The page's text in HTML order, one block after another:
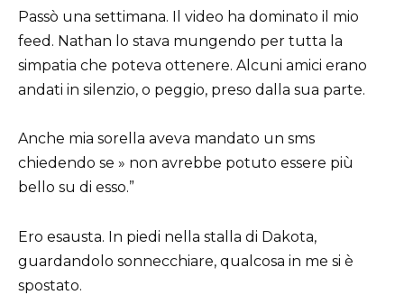
Passò una settimana. Il video ha dominato il mio
feed. Nathan lo stava mungendo per tutta la
simpatia che poteva ottenere. Alcuni amici erano
andati in silenzio, o peggio, preso dalla sua parte.
Anche mia sorella aveva mandato un sms
chiedendo se » non avrebbe potuto essere più
bello su di esso.”
Ero esausta. In piedi nella stalla di Dakota,
guardandolo sonnecchiare, qualcosa in me si è
spostato.